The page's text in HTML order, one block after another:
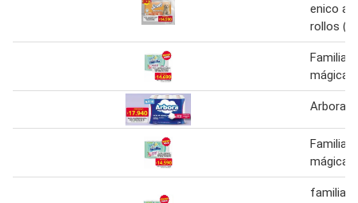
enico
rollos
Familia
mágica
Arbora
Familia
mágica
familia